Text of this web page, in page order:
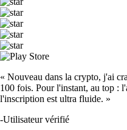
« Nouveau dans la crypto, j'ai
100 fois. Pour l'instant, au top :
l'inscription est ultra fluide. »
-Utilisateur vérifié